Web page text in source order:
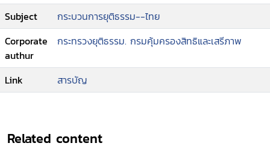
นภาครัฐ ภาคประชาชนและหน่วยงานภาควิชาการอัน
จะนำไปสู่การขับเคลื่อนงานทางด้านการคุ้มครองสิทธิ
เสรีภาพและการจัดการระงับข้อพิพาทและข้อขัดแย้งใน
รูปแบบบูรณาการการทำงานอย่างแท้จริง.
Subject
กระบวนการยุติธรรม--ไทย
Corporate
authur
กระทรวงยุติธรรม. กรมคุ้มครองสิทธิและเสรีภาพ
Link สารบัญ
Related content